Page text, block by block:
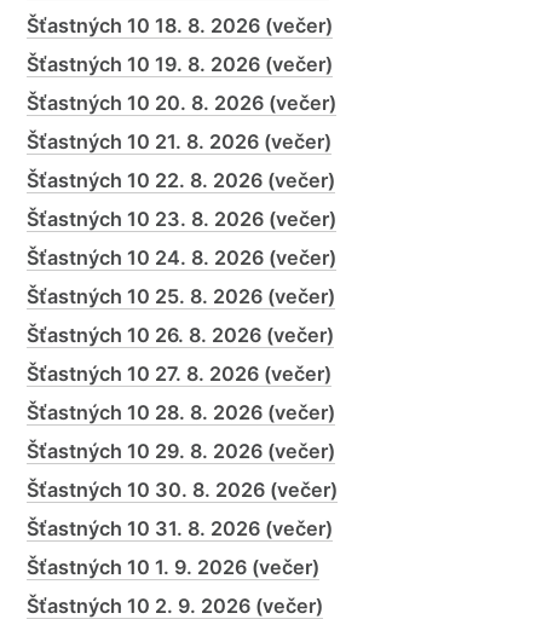
Šťastných 10 18. 8. 2026 (večer)
Šťastných 10 19. 8. 2026 (večer)
Šťastných 10 20. 8. 2026 (večer)
Šťastných 10 21. 8. 2026 (večer)
Šťastných 10 22. 8. 2026 (večer)
Šťastných 10 23. 8. 2026 (večer)
Šťastných 10 24. 8. 2026 (večer)
Šťastných 10 25. 8. 2026 (večer)
Šťastných 10 26. 8. 2026 (večer)
Šťastných 10 27. 8. 2026 (večer)
Šťastných 10 28. 8. 2026 (večer)
Šťastných 10 29. 8. 2026 (večer)
Šťastných 10 30. 8. 2026 (večer)
Šťastných 10 31. 8. 2026 (večer)
Šťastných 10 1. 9. 2026 (večer)
Šťastných 10 2. 9. 2026 (večer)